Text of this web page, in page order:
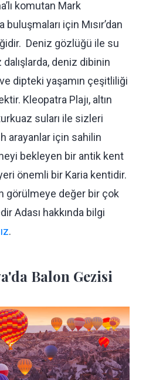
komutan Mark
için Mısır’dan
Deniz gözlüğü ile su
dalışlarda, deniz dibinin
dipteki yaşamın çeşitliliği
Kleopatra Plajı, altın
suları ile sizleri
arayanlar için sahilin
bekleyen bir antik kent
önemli bir Karia kentidir.
görülmeye değer bir çok
Adası hakkında bilgi
.
Balon Gezisi